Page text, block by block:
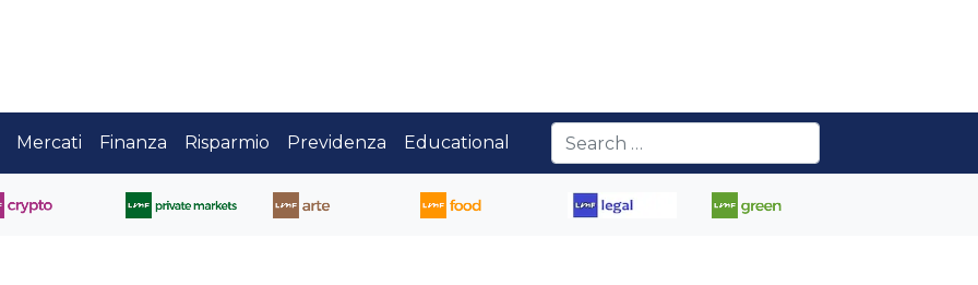
Mercati Finanza Risparmio Previdenza Educational